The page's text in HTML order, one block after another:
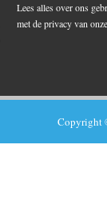
Lees alles over ons
met de privacy van
Copyright